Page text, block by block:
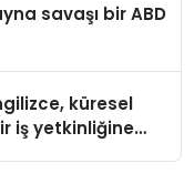
savaşı bir ABD
küresel
iş yetkinliğine